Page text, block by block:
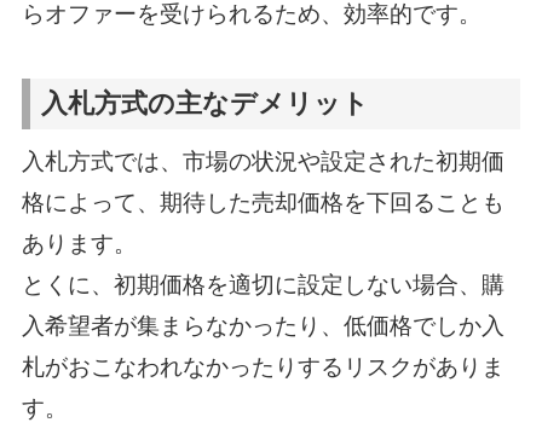
らオファーを受けられるため、効率的です。
入札方式の主なデメリット
入札方式では、市場の状況や設定された初期価
格によって、期待した売却価格を下回ることも
あります。
とくに、初期価格を適切に設定しない場合、購
入希望者が集まらなかったり、低価格でしか入
札がおこなわれなかったりするリスクがありま
す。